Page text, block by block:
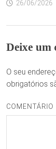
26/06/2026
Deixe um
O seu
obrigatórios
COMENTÁRIO